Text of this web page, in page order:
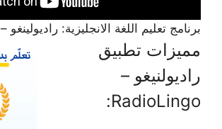
برنامج تعليم اللغة الانجليزية: راديولينغو – RadioLingo.
مميزات تطبيق
راديولنيغو –
RadioLingo: